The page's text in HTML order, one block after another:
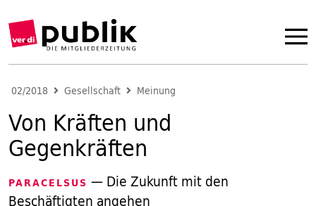
02/2018 Gesellschaft Meinung
Von Kräften und
Gegenkräften
PARACELSUS — Die Zukunft mit den
Beschäftigten angehen